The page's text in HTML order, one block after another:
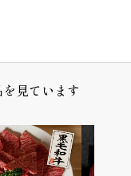
見ています